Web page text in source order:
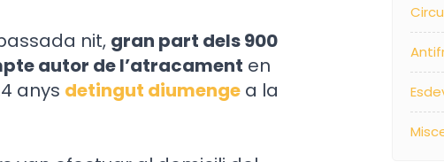
nit, gran part dels 900
autor de l’atracament en
anys detingut diumenge a la